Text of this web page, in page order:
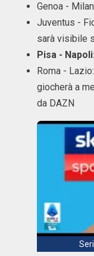
Genoa -
Juventus -
sarà visibile
Pisa -
Roma -
giocherà a
da DAZN